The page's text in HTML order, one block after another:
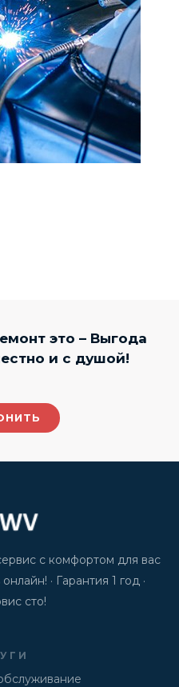
это – Выгода
и с душой!
с комфортом для вас
· Гарантия 1 год ·
сто!